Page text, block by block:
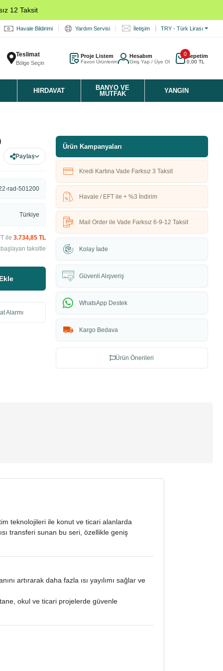
12 Taksit
Havale Bildirimi Yardım Servisi İletişim TRY - Türk Lirası
Teslimat
Bölge Seçin
Proje Listem
Favori Ürünlerim
Hesabım
Giriş Yap / Üye Ol
0Sepetim
0,00 TL
HIRDAVAT
BANYO VE
MUTFAK
YANGIN
Paylaş
rad-501200
Türkiye
ile 3.734,85 TL
taksitle
Alarmı
Ürün Kampanyaları
Kredi Kartına Vade Farksız 3 Taksit
Havale / EFT ile + %3 İndirim
Mail Order ile Vade Farksız 6-9-12 Taksit
Kolay İade
Güvenli Alışveriş
WhatsApp Destek
Kargo Bedava
Ürün Önerileri
teknolojileri ile konut ve ticari alanlarda
transferi sunan bu seri, özellikle geniş
artırarak daha fazla ısı yayılımı sağlar ve
okul ve ticari projelerde güvenle